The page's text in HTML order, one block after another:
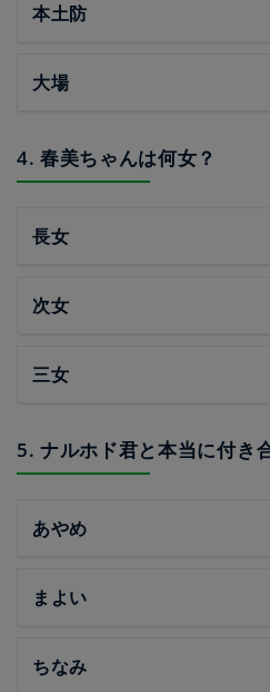
本土防
大場
4. 春美ちゃんは何女？
長女
次女
三女
5. ナルホド君と本当に付き
あやめ
まよい
ちなみ